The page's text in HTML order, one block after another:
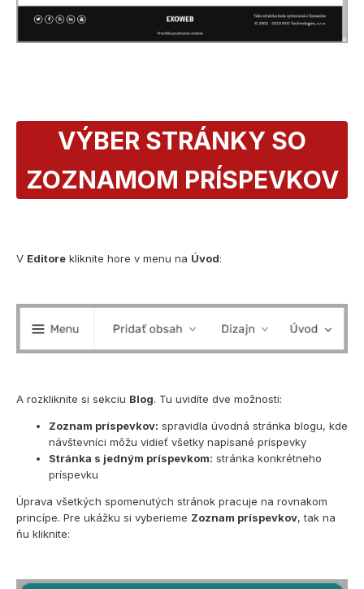
VÝBER STRÁNKY SO
ZOZNAMOM PRÍSPEVKOV
V Editore kliknite hore v menu na Úvod:
A rozkliknite si sekciu Blog. Tu uvidíte dve možnosti:
Zoznam príspevkov: spravidla úvodná stránka blogu, kde
návštevníci môžu vidieť všetky napísané príspevky
Stránka s jedným príspevkom: stránka konkrétneho
príspevku
Úprava všetkých spomenutých stránok pracuje na rovnakom
princípe. Pre ukážku si vyberieme Zoznam príspevkov, tak na
ňu kliknite: